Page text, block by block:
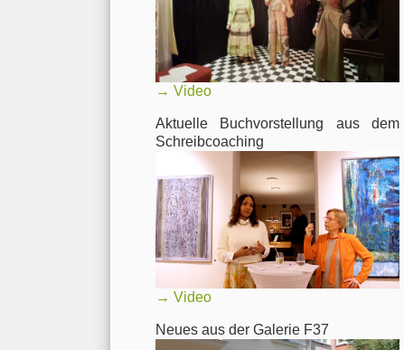
→ Video
Aktuelle Buchvorstellung aus dem
Schreibcoaching
→ Video
Neues aus der Galerie F37